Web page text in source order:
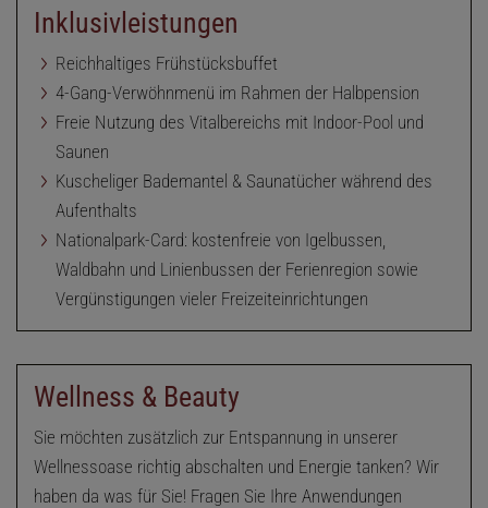
Inklusivleistungen
Reichhaltiges Frühstücksbuffet
4-Gang-Verwöhnmenü im Rahmen der Halbpension
Freie Nutzung des Vitalbereichs mit Indoor-Pool und
Saunen
Kuscheliger Bademantel & Saunatücher während des
Aufenthalts
Nationalpark-Card: kostenfreie von Igelbussen,
Waldbahn und Linienbussen der Ferienregion sowie
Vergünstigungen vieler Freizeiteinrichtungen
Wellness & Beauty
Sie möchten zusätzlich zur Entspannung in unserer
Wellnessoase richtig abschalten und Energie tanken? Wir
haben da was für Sie! Fragen Sie Ihre Anwendungen